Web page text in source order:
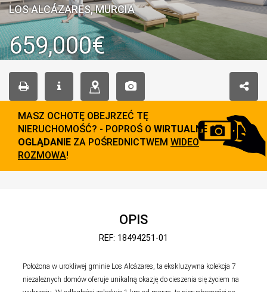
LOS ALCÁZARES, MURCIA
659,000€
MASZ OCHOTĘ OBEJRZEĆ TĘ
NIERUCHOMOŚĆ? - POPROŚ O WIRTUALNE
OGLĄDANIE ZA POŚREDNICTWEM WIDEO
ROZMOWA!
OPIS
REF: 18494251-01
Położona w urokliwej gminie Los Alcázares, ta ekskluzywna kolekcja 7
niezależnych domów oferuje unikalną okazję do cieszenia się życiem na